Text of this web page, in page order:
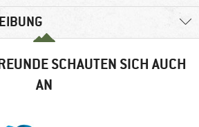
SCHAUTEN SICH AUCH
AN